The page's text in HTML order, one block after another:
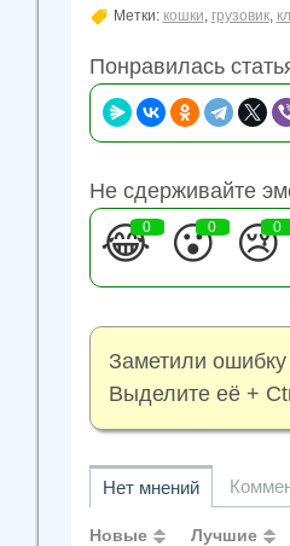
Метки: кошки, грузовик,
Понравилась
Не сдерживайте
😂
0 😮
0 😢
0
Заметили ошибку
Выделите её +
Нет мнений
Новые Лучшие